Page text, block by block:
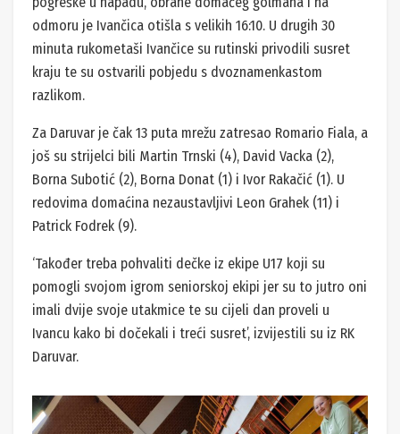
odmoru je Ivančica otišla s velikih 16:10. U drugih 30
minuta rukometaši Ivančice su rutinski privodili susret
kraju te su ostvarili pobjedu s dvoznamenkastom
razlikom.
Za Daruvar je čak 13 puta mrežu zatresao Romario Fiala, a
još su strijelci bili Martin Trnski (4), David Vacka (2),
Borna Subotić (2), Borna Donat (1) i Ivor Rakačić (1). U
redovima domaćina nezaustavljivi Leon Grahek (11) i
Patrick Fodrek (9).
‘Također treba pohvaliti dečke iz ekipe U17 koji su
pomogli svojom igrom seniorskoj ekipi jer su to jutro oni
imali dvije svoje utakmice te su cijeli dan proveli u
Ivancu kako bi dočekali i treći susret’, izvijestili su iz RK
Daruvar.